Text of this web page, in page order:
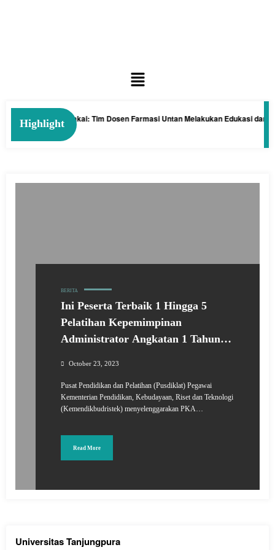
Highlight
Tanaman Kelakai: Tim Dosen Farmasi Untan Melakukan Edukasi dan
BERITA
Ini Peserta Terbaik 1 Hingga 5
Pelatihan Kepemimpinan
Administrator Angkatan 1 Tahun
October 23, 2023
Pusat Pendidikan dan Pelatihan (Pusdiklat) Pegawai
Kementerian Pendidikan, Kebudayaan, Riset dan Teknologi
(Kemendikbudristek) menyelenggarakan PKA…
Read More
Universitas Tanjungpura